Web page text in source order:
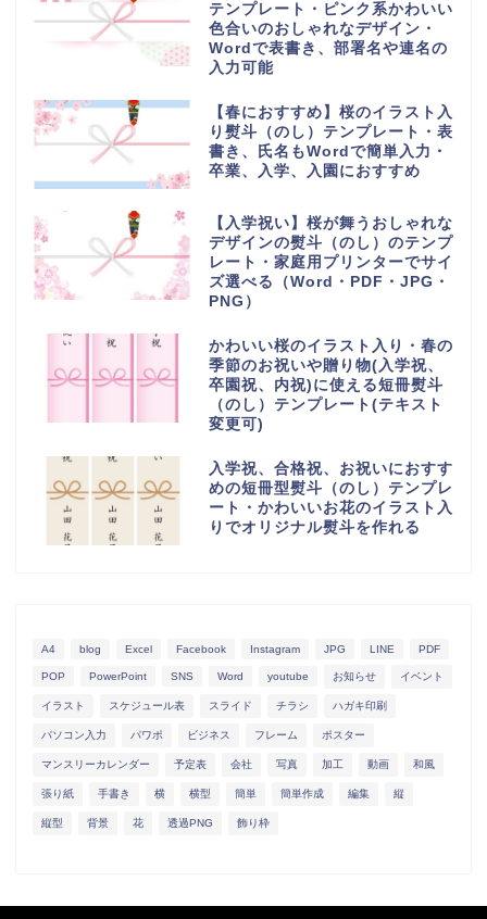
テンプレート・ピンク系かわいい
色合いのおしゃれなデザイン・
Wordで表書き、部署名や連名の
入力可能
【春におすすめ】桜のイラスト入
り熨斗（のし）テンプレート・表
書き、氏名もWordで簡単入力・
卒業、入学、入園におすすめ
【入学祝い】桜が舞うおしゃれな
デザインの熨斗（のし）のテンプ
レート・家庭用プリンターでサイ
ズ選べる（Word・PDF・JPG・
PNG）
かわいい桜のイラスト入り・春の
季節のお祝いや贈り物(入学祝、
卒園祝、内祝)に使える短冊熨斗
（のし）テンプレート(テキスト
変更可)
入学祝、合格祝、お祝いにおすす
めの短冊型熨斗（のし）テンプレ
ート・かわいいお花のイラスト入
りでオリジナル熨斗を作れる
A4 blog Excel Facebook Instagram JPG LINE PDF
POP PowerPoint SNS Word youtube お知らせ イベント
イラスト スケジュール表 スライド チラシ ハガキ印刷
パソコン入力 パワポ ビジネス フレーム ポスター
マンスリーカレンダー 予定表 会社 写真 加工 動画 和風
張り紙 手書き 横 横型 簡単 簡単作成 編集 縦
縦型 背景 花 透過PNG 飾り枠